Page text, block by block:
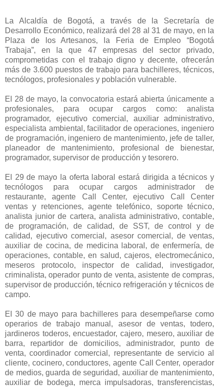
La Alcaldía de Bogotá, a través de la Secretaría de
Desarrollo Económico, realizará del 28 al 31 de mayo, en la
Plaza de los Artesanos, la Feria de Empleo “Bogotá
Trabaja”, en la que 47 empresas del sector privado,
comprometidas con el trabajo digno y decente, ofrecerán
más de 3.600 puestos de trabajo para bachilleres, técnicos,
tecnólogos, profesionales y población vulnerable.
El 28 de mayo, la convocatoria estará abierta únicamente a
profesionales, para ocupar cargos como: analista
programador, ejecutivo comercial, auxiliar administrativo,
especialista ambiental, facilitador de operaciones, ingeniero
de programación, ingeniero de mantenimiento, jefe de taller,
planeador de mantenimiento, profesional de bienestar,
programador, supervisor de producción y tesorero.
El 29 de mayo la oferta laboral estará dirigida a técnicos y
tecnólogos para ocupar cargos administrador de
restaurante, agente Call Center, ejecutivo Call Center
ventas y retenciones, agente telefónico, soporte técnico,
analista junior de cartera, analista administrativo, contable,
de programación, de calidad, de SST, de control y de
calidad, ejecutivo comercial, asesor comercial, de ventas,
auxiliar de cocina, de medicina laboral, de enfermería, de
operaciones, contable, en salud, cajeros, electromecánico,
meseros protocolo, inspector de calidad, investigador,
criminalista, operador punto de venta, asistente de compras,
supervisor de producción, técnico refrigeración y técnicos de
campo.
El 30 de mayo para bachilleres para desempeñarse como
operarios de trabajo manual, asesor de ventas, todero,
jardineros toderos, encuestador, cajero, mesero, auxiliar de
barra, repartidor de domicilios, administrador, punto de
venta, coordinador comercial, representante de servicio al
cliente, cocinero, conductores, agente Call Center, operador
de medios, guarda de seguridad, auxiliar de mantenimiento,
auxiliar de bodega, merca impulsadoras, transferencistas,